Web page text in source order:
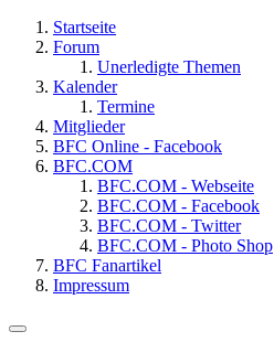
Startseite
Forum
Unerledigte Themen
Kalender
Termine
Mitglieder
BFC Online - Facebook
BFC.COM
BFC.COM - Webseite
BFC.COM - Facebook
BFC.COM - Twitter
BFC.COM - Photo Shop
BFC Fanartikel
Impressum